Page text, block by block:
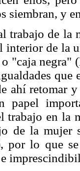
siembran, y
trabajo de la
interior de la
"caja negra"
que
ahí retomar
papel
trabajo en la
de la mujer
por lo que